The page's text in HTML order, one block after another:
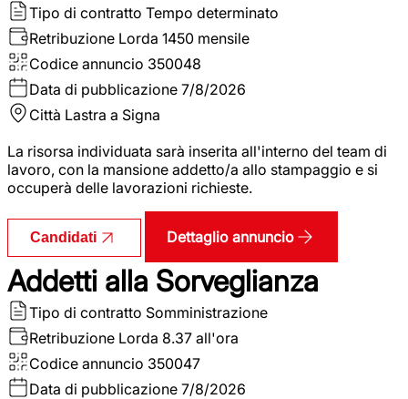
Tipo di contratto Tempo determinato
Retribuzione Lorda 1450 mensile
Codice annuncio 350048
Data di pubblicazione 7/8/2026
Città Lastra a Signa
La risorsa individuata sarà inserita all'interno del team di
lavoro, con la mansione addetto/a allo stampaggio e si
occuperà delle lavorazioni richieste.
Candidati Dettaglio annuncio
Addetti alla Sorveglianza
Tipo di contratto Somministrazione
Retribuzione Lorda 8.37 all'ora
Codice annuncio 350047
Data di pubblicazione 7/8/2026